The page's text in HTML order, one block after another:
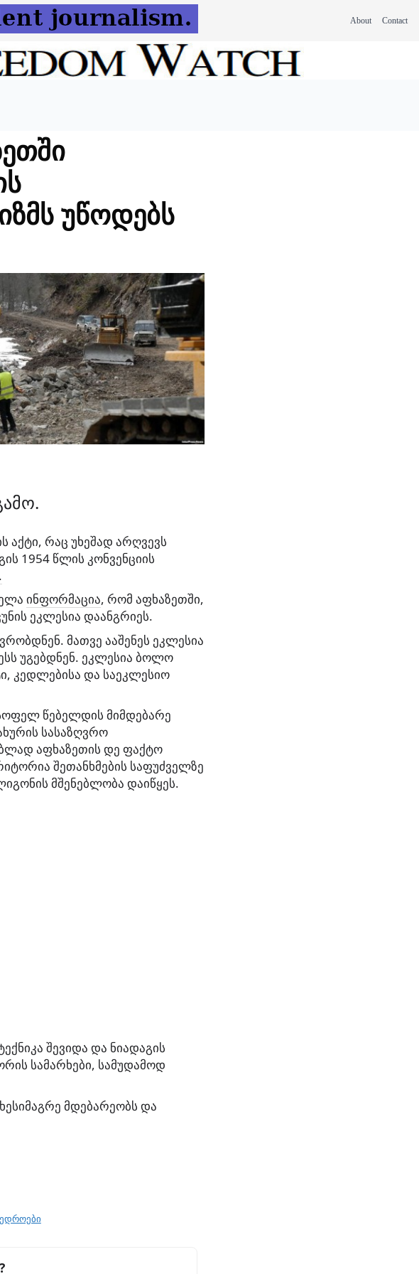
About Contact
უწოდებს
აქტი, რაც უხეშად არღვევს
1954 წლის კონვენციის
ინფორმაცია, რომ აფხაზეთში,
ეკლესია დაანგრიეს.
მათვე ააშენეს ეკლესია
უგებდნენ. ეკლესია ბოლო
კედლებისა და საეკლესიო
წებელდის მიმდებარე
სასაზღვრო
აფხაზეთის დე ფაქტო
შეთანხმების საფუძველზე
მშენებლობა დაიწყეს.
შევიდა და ნიადაგის
სამარხები, სამუდამოდ
მდებარეობს და